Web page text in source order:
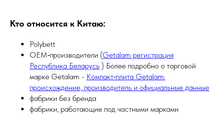
Кто относится к Китаю:
Polybett
OEM‑производители (Getalam регистрация
Республика Беларусь ) Более подробно о торговой
марке Getalam - Компакт‑плита Getalam:
происхождение, производитель и официальные данные
фабрики без бренда
фабрики, работающие под частными марками